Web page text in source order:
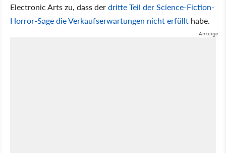
Electronic Arts zu, dass derdritte Teil der Science-Fiction-
Horror-Sage die Verkaufserwartungen nicht erfüllt habe.